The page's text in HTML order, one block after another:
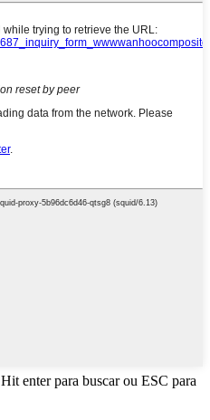
Hit enter para buscar ou ESC para